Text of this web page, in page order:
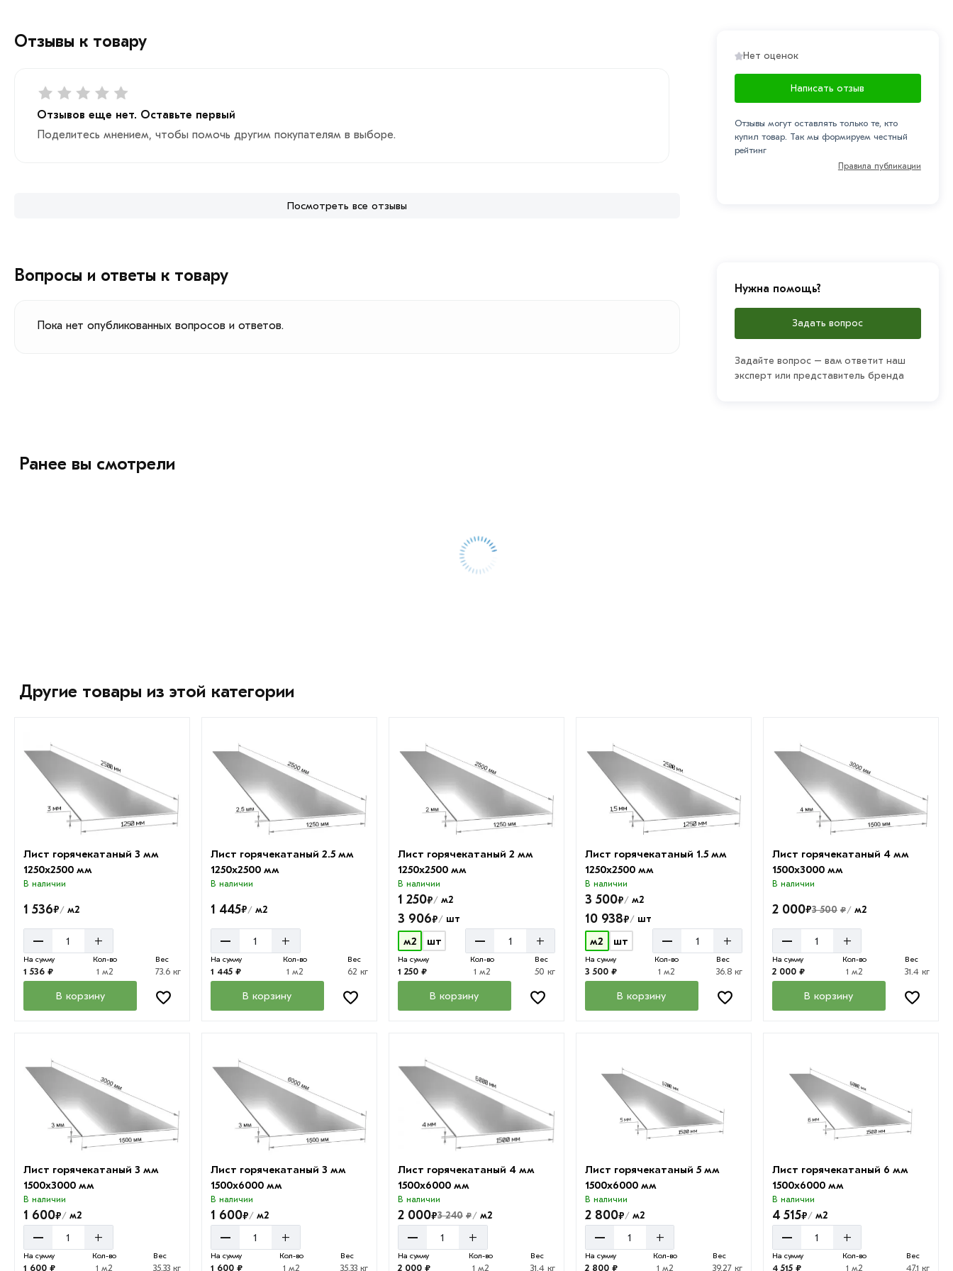
Отзывы к товару
Отзывов еще нет. Оставьте первый
Поделитесь мнением, чтобы помочь другим покупателям в выборе.
Посмотреть все отзывы
Нет оценок
Написать отзыв
Отзывы могут оставлять только те, кто
купил товар. Так мы формируем честный
рейтинг
Правила публикации
Вопросы и ответы к товару
Пока нет опубликованных вопросов и ответов.
Нужна помощь?
Задать вопрос
Задайте вопрос – вам ответит наш
эксперт или представитель бренда
Ранее вы смотрели
Другие товары из этой категории
Лист горячекатаный 3 мм
1250х2500 мм
В наличии
1 536₽/ м2
– +
На сумму
1 536 ₽
Кол-во
1 м2
Вес
73.6 кг
В корзину
Лист горячекатаный 2.5 мм
1250х2500 мм
В наличии
1 445₽/ м2
– +
На сумму
1 445 ₽
Кол-во
1 м2
Вес
62 кг
В корзину
Лист горячекатаный 2 мм
1250х2500 мм
В наличии
1 250₽/ м2
3 906₽/ шт
м2 шт – +
На сумму
1 250 ₽
Кол-во
1 м2
Вес
50 кг
В корзину
Лист горячекатаный 1.5 мм
1250х2500 мм
В наличии
3 500₽/м2
10 938₽/шт
м2 шт – +
На сумму
3 500 ₽
Кол-во
1 м2
Вес
36.8 кг
В корзину
Лист горячекатаный 4 мм
1500х3000 мм
В наличии
2 000₽3 500 ₽/м2
– +
На сумму
2 000 ₽
Кол-во
1 м2
Вес
31.4 кг
В корзину
Лист горячекатаный 3 мм
1500х3000 мм
В наличии
1 600₽/ м2
– +
На сумму
1 600 ₽
Кол-во
1 м2
Вес
35.33 кг
Лист горячекатаный 3 мм
1500х6000 мм
В наличии
1 600₽/ м2
– +
На сумму
1 600 ₽
Кол-во
1 м2
Вес
35.33 кг
Лист горячекатаный 4 мм
1500х6000 мм
В наличии
2 000₽3 240 ₽/ м2
– +
На сумму
2 000 ₽
Кол-во
1 м2
Вес
31.4 кг
Лист горячекатаный 5 мм
1500х6000 мм
В наличии
2 800₽/м2
– +
На сумму
2 800 ₽
Кол-во
1 м2
Вес
39.27 кг
Лист горячекатаный 6 мм
1500х6000 мм
В наличии
4 515₽/м2
– +
На сумму
4 515 ₽
Кол-во
1 м2
Вес
47.1 кг